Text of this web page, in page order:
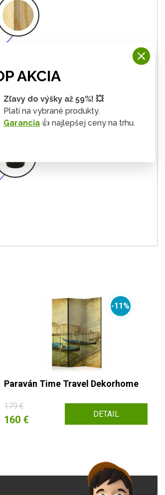
-11%
Paraván Time Travel Dekorhome
179 €
160 € DETAIL
AKCIA
Zľavy do výšky až 59%! 💥
Platí na vybrané produkty.
Garancia 👍 najlepšej ceny na trhu.